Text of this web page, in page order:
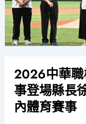
2026中華職
事登場縣長
內體育賽事